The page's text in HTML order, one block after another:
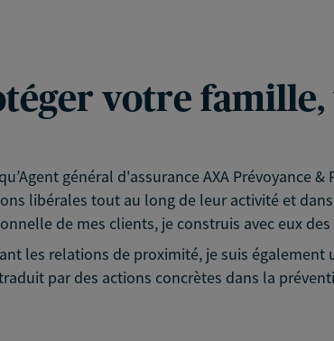
votre
général d'assurance AXA Prévoyance
libérales tout au long de leur activité et
de mes clients, je construis avec eux
les relations de proximité, je suis
par des actions concrètes dans la